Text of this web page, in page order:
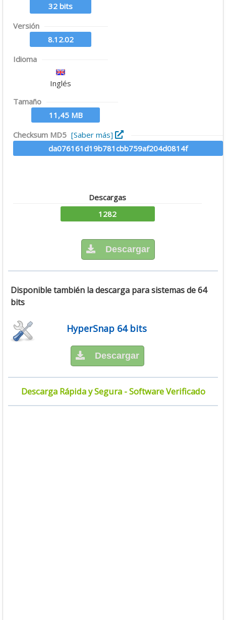
32 bits
Versión
8.12.02
Idioma
Inglés
Tamaño
11,45 MB
Checksum MD5 [Saber más]
da076161d19b781cbb759af204d0814f
Descargas
1282
Descargar
Disponible también la descarga para sistemas de 64
bits
HyperSnap 64 bits
Descargar
Descarga Rápida y Segura - Software Verificado